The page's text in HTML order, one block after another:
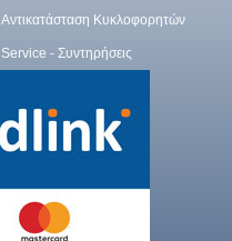
Αντικατάσταση Κυκλοφορητών
Service - Συντηρήσεις